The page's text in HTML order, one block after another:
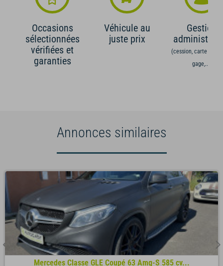
Occasions
sélectionnées
vérifiées et
garanties
Véhicule au
juste prix
Gestion
(cession, carte grise,
gage,...)
Annonces similaires
Mercedes Classe GLE Coupé 63 Amg-S 585 cv...